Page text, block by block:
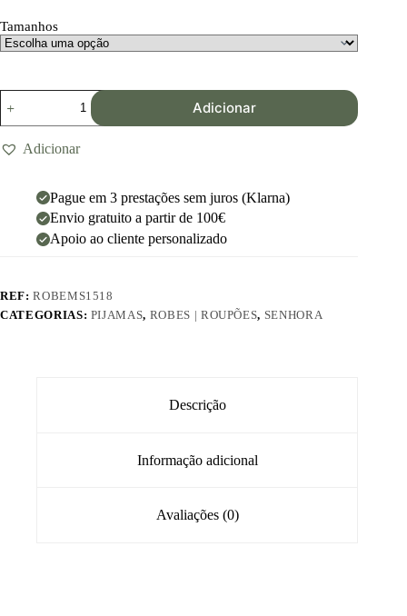
Tamanhos
Adicionar
Adicionar
Pague em 3 prestações sem juros (Klarna)
Envio gratuito a partir de 100€
Apoio ao cliente personalizado
REF:ROBEMS1518
CATEGORIAS: PIJAMAS, ROBES | ROUPÕES, SENHORA
Descrição
Informação adicional
Avaliações (0)